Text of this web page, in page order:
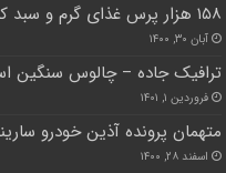
۱۵۸ هزار پرس غذای گرم و سبد کالا بین نیازمندان البرز توزیع شد
آبان ۳۰, ۱۴۰۰
ترافیک جاده – چالوس سنگین
فروردین ۱, ۱۴۰۱
متهمان پرونده آذین خودرو سارینا به ۴۵ سال حبس
اسفند ۲۸, ۱۴۰۰